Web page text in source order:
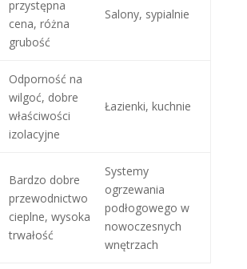
przystępna
cena, różna
grubość
Salony, sypialnie
Odporność na
wilgoć, dobre
właściwości
izolacyjne
Łazienki, kuchnie
Bardzo dobre
przewodnictwo
cieplne, wysoka
trwałość
Systemy
ogrzewania
podłogowego w
nowoczesnych
wnętrzach